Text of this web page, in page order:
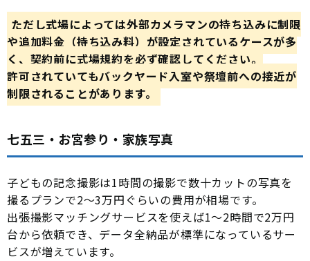
ただし式場によっては外部カメラマンの持ち込みに制限
や追加料金（持ち込み料）が設定されているケースが多
く、契約前に式場規約を必ず確認してください。
許可されていてもバックヤード入室や祭壇前への接近が
制限されることがあります。
七五三・お宮参り・家族写真
子どもの記念撮影は1時間の撮影で数十カットの写真を
撮るプランで2〜3万円ぐらいの費用が相場です。
出張撮影マッチングサービスを使えば1〜2時間で2万円
台から依頼でき、データ全納品が標準になっているサー
ビスが増えています。